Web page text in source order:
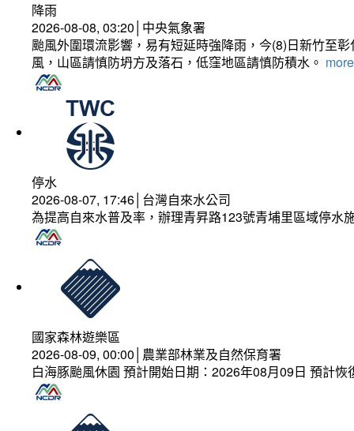
降雨
2026-08-08, 03:20│中央氣象署
颱風外圍環流影響，易有短延時強降雨，今(8)日新竹至
風，山區請慎防坍方及落石，低窪地區請慎防積水。
停水
2026-08-07, 17:46│台灣自來水公司
為提高自來水普及率，辦理青昇路123號青埔里區域停水
國家森林遊樂區
2026-08-09, 00:00│農業部林業及自然保育署
白海豚颱風休園 預計開始日期：2026年08月09日 預計